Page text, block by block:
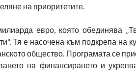
на приоритетите.
евро, която обединява
Тя е насочена към подкрепа на
общество. Програмата се
на финансирането и